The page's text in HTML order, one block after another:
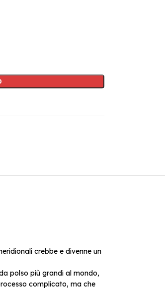
crebbe e divenne un
polso più grandi al mondo,
complicato, ma che